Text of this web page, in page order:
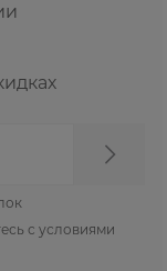
с условиями